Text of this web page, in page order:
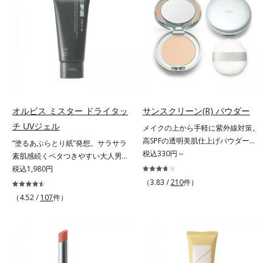
オルビス ミスター ドライタッ
チ UVジェル
“塗るあぶらとり紙”発想。サラサラ
素肌感続くベタつきやすい大人男性
肌のための日焼け止めジェル。メン
ズブランド「オルビス ミスター」
の日焼け止めです。SPF50+・
ジングは不要。通勤にも長時間のレ
ジャーにも、毎日手軽にお使いいた
税込1,980円
（4.52 / 107件）
サンスクリーン(R) パウダー
メイクの上から手軽に紫外線対策。
高SPFの透明美肌仕上げパウダー。
メイクの上から手を汚さずに紫外線
対策ができるUVカットパウダーで
す。“素肌のようななめらかな軽
上からササッとUVカットとお直し
が同時にできるお役立ちアイテムで
す。毛穴や色ムラをカバーしながら
税込330円～
（3.83 /210件）